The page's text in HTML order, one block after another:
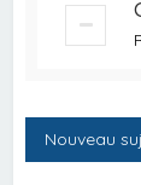
Nouveau